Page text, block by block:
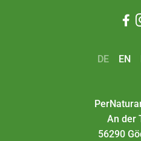

DE EN
An der
56290